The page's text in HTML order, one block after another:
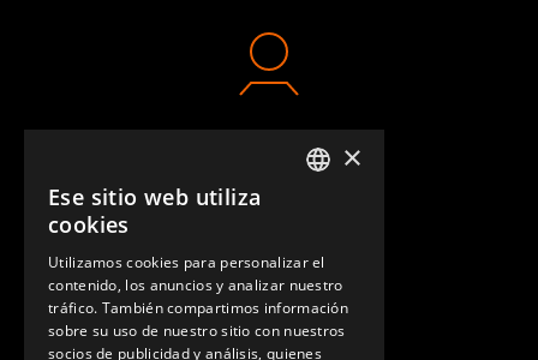
CONTACTO ×
Ese sitio web utiliza
cookies
Utilizamos cookies para personalizar el
contenido, los anuncios y analizar nuestro
tráfico. También compartimos información
sobre su uso de nuestro sitio con nuestros
socios de publicidad y análisis, quienes